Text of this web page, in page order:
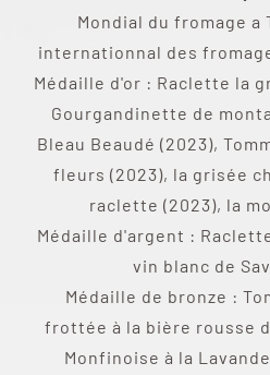
Mondial du fromage a
internationnal des
Médaille d'or : Raclette la
Gourgandinette de
Bleau Beaudé (2023),
fleurs (2023), la grisée
raclette (2023), la
Médaille d'argent :
vin blanc de
Médaille de bronze :
frottée à la bière rousse
Monfinoise à la